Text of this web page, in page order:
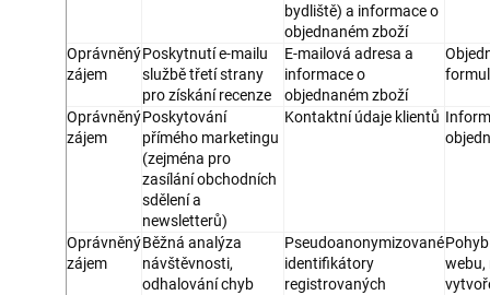
bydliště) a informace o
objednaném zboží
Oprávněný
zájem
Poskytnutí e-mailu
službě třetí strany
pro získání recenze
E-mailová adresa a
informace o
objednaném zboží
Oprávněný
zájem
Poskytování
přímého marketingu
(zejména pro
zasílání obchodních
sdělení a
newsletterů)
Kontaktní údaje klientů
Oprávněný
zájem
Běžná analýza
návštěvnosti,
odhalování chyb
Pseudoanonymizované
identifikátory
registrovaných
webu,